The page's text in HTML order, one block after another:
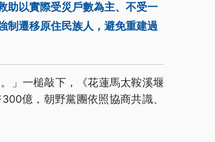
助以實際受災戶數為主、不受一
制遷移原住民族人，避免重建過
」一槌敲下，《花蓮馬太鞍溪堰
億，朝野黨團依照協商共識、